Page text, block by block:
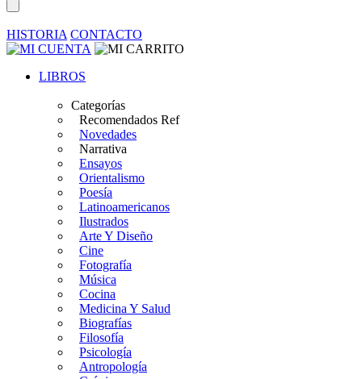
HISTORIA CONTACTO
LIBROS
Categorías
Recomendados Ref
Novedades
Narrativa
Ensayos
Orientalismo
Poesía
Latinoamericanos
Ilustrados
Arte Y Diseño
Cine
Fotografía
Música
Cocina
Medicina Y Salud
Biografías
Filosofía
Psicología
Antropología